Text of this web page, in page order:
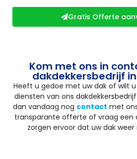
Gratis Offerte
Kom met ons in
dakdekkersbedrijf
Heeft u gedoe met uw dak of wilt
diensten van ons
dan vandaag nog contact met
transparante offerte of vraag een
zorgen ervoor dat uw dak